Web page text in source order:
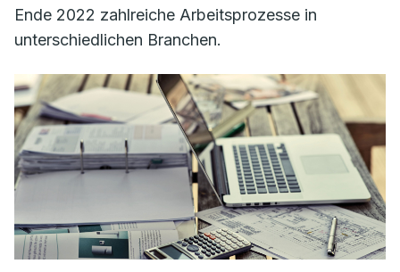
Ende 2022 zahlreiche Arbeitsprozesse in
unterschiedlichen Branchen.